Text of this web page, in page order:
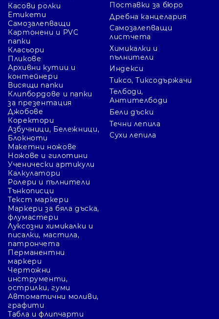
Касови ролки
Етикети
Самозалепващи
Картонени и PVC
папки
Класьори
Пликове
Архивни кутии и
контейнери
Висящи папки
Клипбордове и папки
за презентация
Джобове
Коректори
Азбучници, Бележници,
Блокноти
Поставки за бюро
Дребна канцелария
Самозалепващи
листчета
Химикалки и
пълнители
Индекси
Тиксо, Тиксодържачи
Телбоди,
Антителбоди
Бели дъски
Течни лепила
Сухи лепила
Макетни ножове
Ножове и гилотини
Ученически артикули
Калкулатори
Ролери и пълнители
Тънкописци
Текст маркери
Маркери за бяла дъска,
флумастери
Луксозни химикалки и
писалки, мастила,
патрончета
Перманентни
маркери
Чертожни
инструменти,
острилки, гуми
Автоматични моливи,
графити
Табла и флипчарти